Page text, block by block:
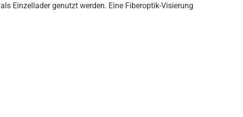
Einzellader genutzt werden. Eine Fiberoptik-Visierung